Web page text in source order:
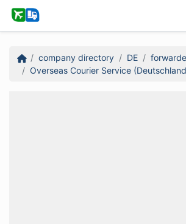
company directory DE
Overseas Courier Service